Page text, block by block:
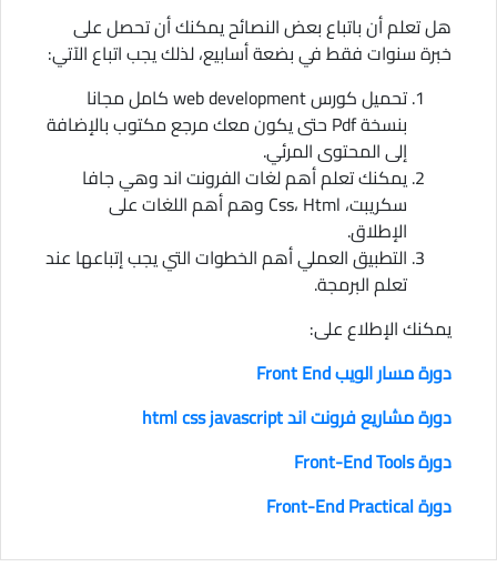
هل تعلم أن باتباع بعض النصائح يمكنك أن تحصل على
خبرة سنوات فقط في بضعة أسابيع، لذلك يجب اتباع الآتي:
تحميل كورس web development كامل مجانا
بنسخة Pdf حتى يكون معك مرجع مكتوب بالإضافة
إلى المحتوى المرئي.
يمكنك تعلم أهم لغات الفرونت اند وهي جافا
سكريبت، Css، Html وهم أهم اللغات على
الإطلاق.
التطبيق العملي أهم الخطوات التي يجب إتباعها عند
تعلم البرمجة.
يمكنك الإطلاع على:
دورة مسار الويب Front End
دورة مشاريع فرونت اند html css javascript
دورة Front-End Tools
دورة Front-End Practical